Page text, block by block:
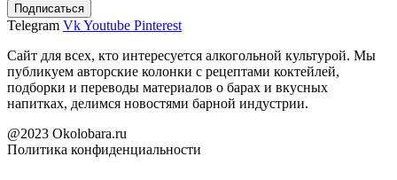
Подписаться
Telegram VkYoutube Pinterest
Сайт для всех, кто интересуется алкогольной культурой. Мы
публикуем авторские колонки с рецептами коктейлей,
подборки и переводы материалов о барах и вкусных
напитках, делимся новостями барной индустрии.
@2023 Okolobara.ru
Политика конфиденциальности